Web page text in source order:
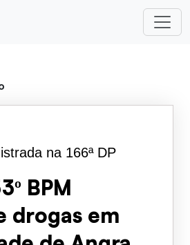
na 166ª DP
BPM
drogas em